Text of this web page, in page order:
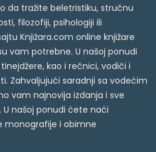
da tražite beletristiku, stručnu
filozofiji, psihologiji ili
Knjižara.com online knjižare
vam potrebne. U našoj ponudi
kao i rečnici, vodiči i
Zahvaljujući saradnji sa vodećim
vam najnovija izdanja i sve
U našoj ponudi ćete naći
monografije i obimne